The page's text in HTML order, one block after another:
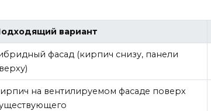
вариант
фасад (кирпич снизу, панели
на вентилируемом фасаде поверх